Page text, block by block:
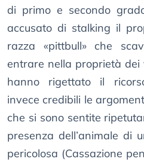
di primo e secondo
accusato di stalking il
razza «pittbull» che
entrare nella proprietà dei
hanno rigettato il
invece credibili le
che si sono sentite
presenza dell’animale di
pericolosa (Cassazione